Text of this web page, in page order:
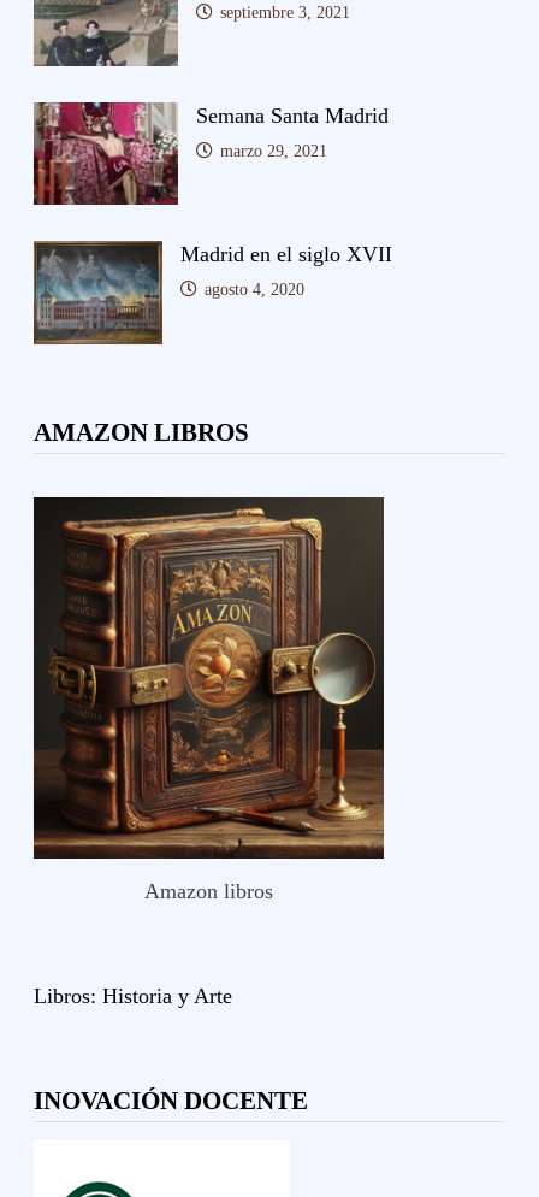
septiembre 3, 2021
Semana Santa Madrid
marzo 29, 2021
Madrid en el siglo XVII
agosto 4, 2020
AMAZON LIBROS
Amazon libros
Libros: Historia y Arte
INOVACIÓN DOCENTE